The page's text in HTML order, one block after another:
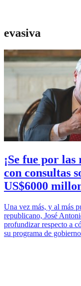
evasiva
¡Se fue por
con consultas
US$6000
Una vez más, y al más
republicano, José
profundizar respecto a
su programa de